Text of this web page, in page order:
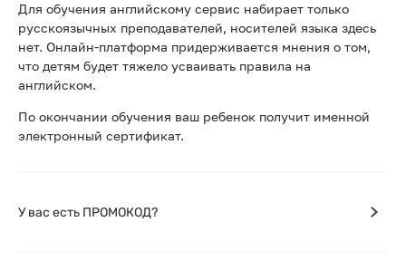
Для обучения английскому сервис набирает только
русскоязычных преподавателей, носителей языка здесь
нет. Онлайн-платформа придерживается мнения о том,
что детям будет тяжело усваивать правила на
английском.
По окончании обучения ваш ребенок получит именной
электронный сертификат.
У вас есть ПРОМОКОД?